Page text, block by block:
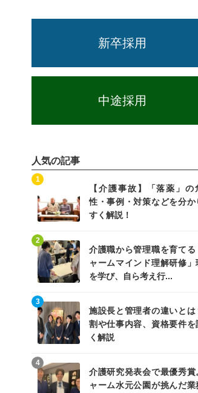
新卒採用
中途採用
人気の記事
【介護事故】「落薬」の
性・事例・対策などを分か
すく解説！
1
介護職から管理職を育てる
ャームマインド理解研修」
を学び、自ら考え行...
2
施設長と管理者の違いとは
割や仕事内容、資格要件を
く解説
3
を読む
介護研究発表会で最優秀賞
ャーム水元公園が挑んだ業
4